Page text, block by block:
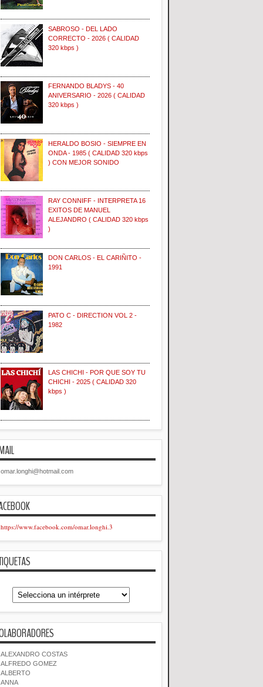
SABROSO - DEL LADO
CORRECTO - 2026 ( CALIDAD
320 kbps )
FERNANDO BLADYS - 40
ANIVERSARIO - 2026 ( CALIDAD
320 kbps )
HERALDO BOSIO - SIEMPRE EN
ONDA - 1985 ( CALIDAD 320 kbps
) CON MEJOR SONIDO
RAY CONNIFF - INTERPRETA 16
EXITOS DE MANUEL
ALEJANDRO ( CALIDAD 320 kbps
)
DON CARLOS - EL CARIÑITO -
1991
PATO C - DIRECTION VOL 2 -
1982
LAS CHICHI - POR QUE SOY TU
CHICHI - 2025 ( CALIDAD 320
kbps )
omar.longhi@hotmail.com
https://www.facebook.com/omar.longhi.3
ALEXANDRO COSTAS
ALFREDO GOMEZ
ALBERTO
ANNA